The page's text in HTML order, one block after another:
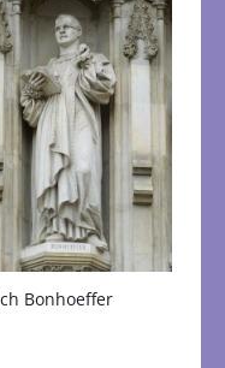
Bonhoeffer